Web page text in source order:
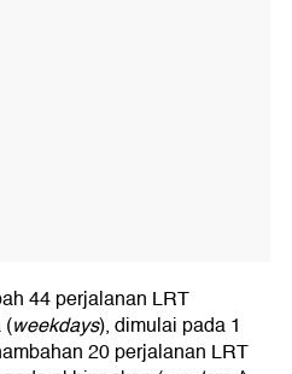
44 perjalanan LRT
(weekdays), dimulai pada 1
20 perjalanan LRT